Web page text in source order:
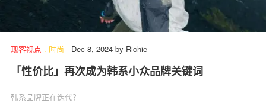
现客视点 . 时尚 - Dec 8, 2024 by Richie
「性价比」再次成为韩系小众品牌关键词
韩系品牌正在迭代？